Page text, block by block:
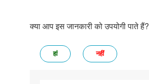
क्या आप इस जानकारी को उपयोगी पाते हैं?
हां नहीं